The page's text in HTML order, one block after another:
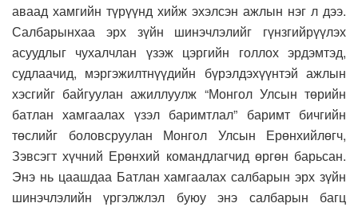
аваад хамгийн түрүүнд хийж эхэлсэн ажлын нэг л дээ.
Салбарынхаа эрх зүйн шинэчлэлийг гүнзгийрүүлэх
асуудлыг чухалчлан үзэж цэргийн голлох эрдэмтэд,
судлаачид, мэргэжилтнүүдийн бүрэлдэхүүнтэй ажлын
хэсгийг байгуулан ажиллуулж “Монгол Улсын төрийн
батлан хамгаалах үзэл баримтлал” баримт бичгийн
төслийг боловсруулан Монгол Улсын Ерөнхийлөгч,
Зэвсэгт хүчний Ерөнхий командлагчид өргөн барьсан.
Энэ нь цаашдаа Батлан хамгаалах салбарын эрх зүйн
шинэчлэлийн үргэлжлэл буюу энэ салбарын багц